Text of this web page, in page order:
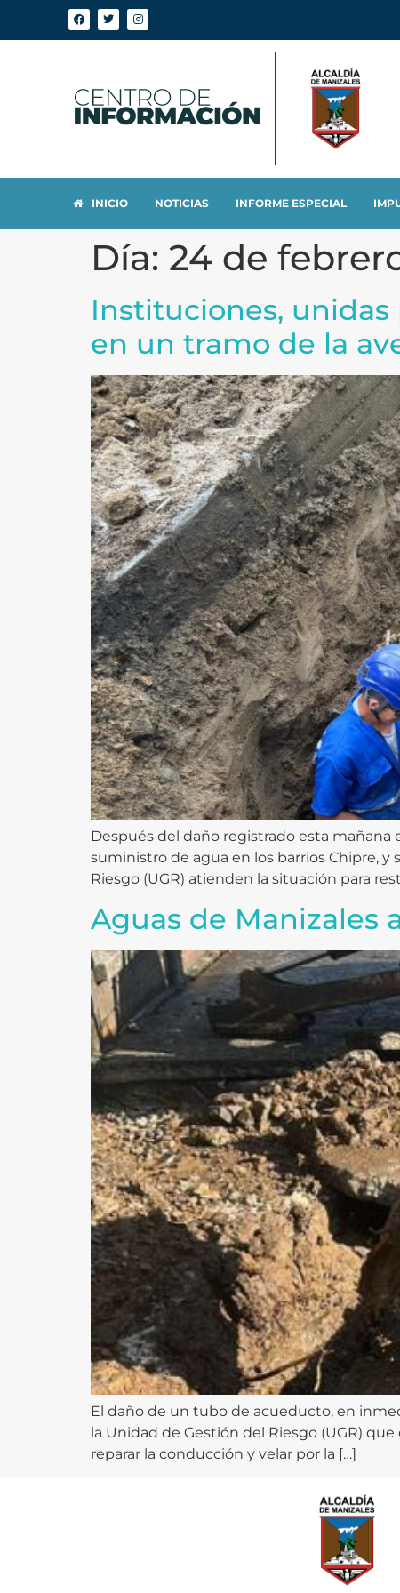
INICIO NOTICIAS INFORME ESPECIAL
Día: 24 de
Instituciones, unidas
en un tramo de la
Después del daño registrado esta
suministro de agua en los barrios Chipre, y
Riesgo (UGR) atienden la situación para
Aguas de Manizales
El daño de un tubo de acueducto, en
la Unidad de Gestión del Riesgo (UGR)
reparar la conducción y velar por la […]